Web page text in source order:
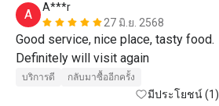
A
A***r
27 มิ.ย. 2568
Good service, nice place, tasty food.
บริการดี กลับมาซื้ออีกครั้ง
มีประโยชน์ (1)